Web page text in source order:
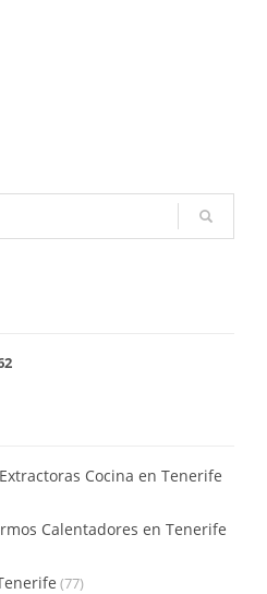
Cocina en Tenerife
Calentadores en Tenerife
(77)